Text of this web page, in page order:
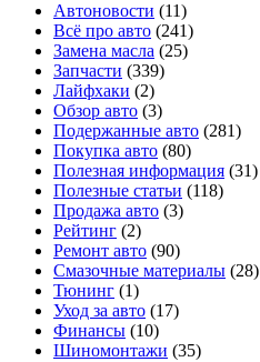
Автоновости (11)
Всё про авто (241)
Замена масла (25)
Запчасти (339)
Лайфхаки (2)
Обзор авто (3)
Подержанные авто (281)
Покупка авто (80)
Полезная информация (31)
Полезные статьи (118)
Продажа авто (3)
Рейтинг (2)
Ремонт авто (90)
Смазочные материалы (28)
Тюнинг (1)
Уход за авто (17)
Финансы (10)
Шиномонтажи (35)